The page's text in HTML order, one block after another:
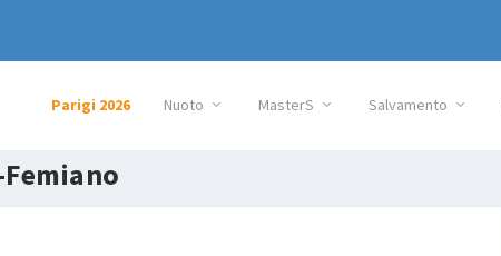
Parigi 2026 Nuoto MasterS Salvamento